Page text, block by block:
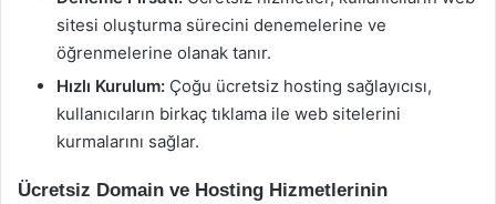
sitesi oluşturma sürecini denemelerine ve
öğrenmelerine olanak tanır.
Hızlı Kurulum: Çoğu ücretsiz hosting sağlayıcısı,
kullanıcıların birkaç tıklama ile web sitelerini
kurmalarını sağlar.
Ücretsiz Domain ve Hosting Hizmetlerinin